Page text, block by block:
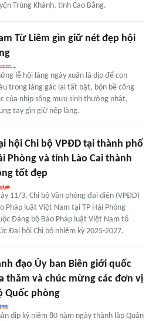
Trùng Khánh, tỉnh Cao Bằng.
Từ Liêm gìn giữ nét đẹp hội
lễ hội làng ngày xuân là dịp để con
trong làng gác lại tất bật, bộn bề công
của nhịp sống mưu sinh thường nhật,
tay gìn giữ nếp làng.
hội Chi bộ VPĐD tại thành phố
Phòng và tỉnh Lào Cai thành
tốt đẹp
11/3, Chi bộ Văn phòng đại diện (VPĐD)
Pháp luật Việt Nam tại TP Hải Phòng
Đảng bộ Báo Pháp luật Việt Nam tổ
Đại hội Chi bộ nhiệm kỳ 2025-2027.
đạo Ủy ban Biên giới quốc
thăm và chúc mừng các đơn vị
Quốc phòng
dịp kỷ niệm 80 năm ngày thành lập Quân